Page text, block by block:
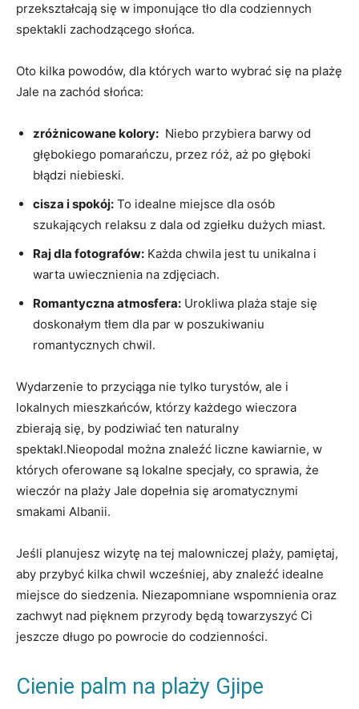
przekształcają się‌ w imponujące tło‌ dla codziennych
spektakli⁢ zachodzącego słońca.
Oto⁤ kilka powodów, dla których‍ warto wybrać ⁢się na​ plażę
Jale na ​zachód⁣ słońca:
zróżnicowane kolory: ⁢ Niebo ​przybiera barwy od
głębokiego pomarańczu, przez róż, aż ⁤po głęboki
błądzi ⁣niebieski.
cisza⁤ i spokój: To‌ idealne miejsce ⁣dla osób
szukających​ relaksu z dala od zgiełku dużych miast.
Raj dla fotografów: Każda chwila​ jest tu unikalna ⁤i
warta uwiecznienia na zdjęciach.
Romantyczna‍ atmosfera: Urokliwa plaża staje się
doskonałym tłem dla⁢ par ​w poszukiwaniu
‍romantycznych‍ chwil.
Wydarzenie to przyciąga ‌nie tylko turystów, ale i
lokalnych mieszkańców, którzy‌ każdego wieczora
zbierają się,​ by podziwiać⁣ ten naturalny
spektakl.Nieopodal można znaleźć liczne kawiarnie, w ​
których oferowane są lokalne specjały,​ co sprawia, że
wieczór na plaży Jale dopełnia ​się‍ aromatycznymi
smakami Albanii.
Jeśli planujesz​ wizytę⁣ na‌ tej malowniczej ​plaży,⁣ pamiętaj,
aby​ przybyć kilka chwil wcześniej,⁢ aby znaleźć idealne
miejsce do siedzenia. Niezapomniane ​wspomnienia oraz
zachwyt nad pięknem przyrody⁢ będą towarzyszyć⁣ Ci
jeszcze długo ⁢po powrocie do codzienności.
Cienie palm na plaży⁢ Gjipe